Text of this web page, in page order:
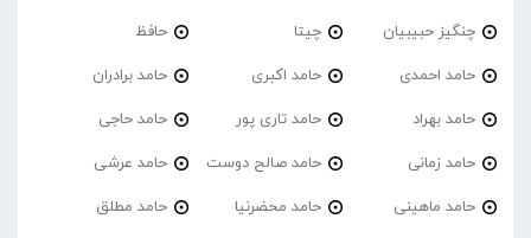
چنگیز حبیبیان چیتا حافظ
حامد احمدی حامد اکبری حامد برادران
حامد بهراد حامد تاری پور حامد حاجی
حامد زمانی حامد صالح دوست حامد عرشی
حامد ماهینی حامد محضرنیا حامد مطلق